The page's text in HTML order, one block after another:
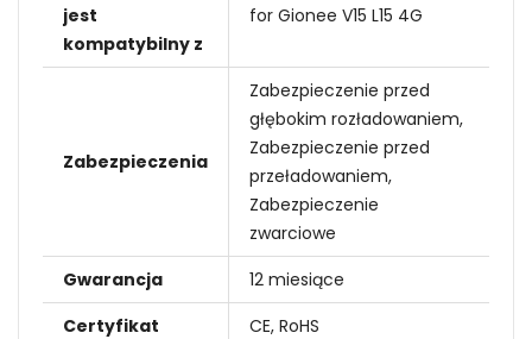
jest
kompatybilny z
for Gionee V15 L15 4G
Zabezpieczenia
Zabezpieczenie przed
głębokim rozładowaniem,
Zabezpieczenie przed
przeładowaniem,
Zabezpieczenie
zwarciowe
Gwarancja
12 miesiące
Certyfikat
CE, RoHS